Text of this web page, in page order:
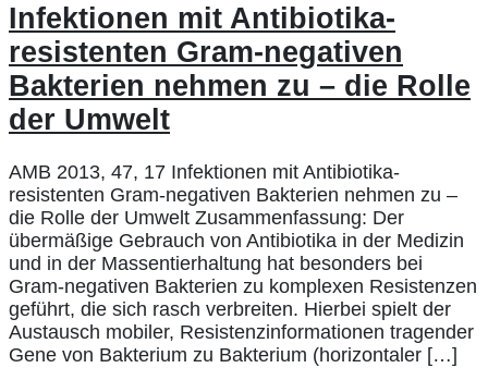
Infektionen mit Antibiotika-
resistenten Gram-negativen
Bakterien nehmen zu – die Rolle
der Umwelt
AMB 2013, 47, 17 Infektionen mit Antibiotika-
resistenten Gram-negativen Bakterien nehmen zu –
die Rolle der Umwelt Zusammenfassung: Der
übermäßige Gebrauch von Antibiotika in der Medizin
und in der Massentierhaltung hat besonders bei
Gram-negativen Bakterien zu komplexen Resistenzen
geführt, die sich rasch verbreiten. Hierbei spielt der
Austausch mobiler, Resistenzinformationen tragender
Gene von Bakterium zu Bakterium (horizontaler […]